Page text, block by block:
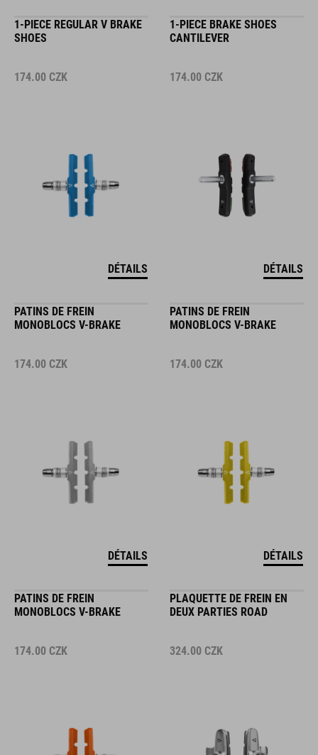
1-PIECE REGULAR V BRAKE
SHOES
174.00 CZK
DÉTAILS
1-PIECE BRAKE SHOES
CANTILEVER
174.00 CZK
DÉTAILS
PATINS DE FREIN
MONOBLOCS V-BRAKE
174.00 CZK
DÉTAILS
PATINS DE FREIN
MONOBLOCS V-BRAKE
174.00 CZK
DÉTAILS
PATINS DE FREIN
MONOBLOCS V-BRAKE
174.00 CZK
PLAQUETTE DE FREIN EN
DEUX PARTIES ROAD
324.00 CZK